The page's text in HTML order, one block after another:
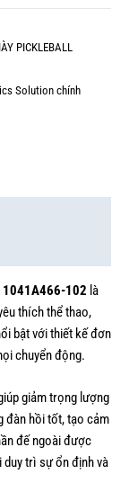
PICKLEBALL
Solution chính
1041A466-102 là
thích thể thao,
bật với thiết kế đơn
chuyển động.
giảm trọng lượng
đàn hồi tốt, tạo cảm
đế ngoài được
trì sự ổn định và